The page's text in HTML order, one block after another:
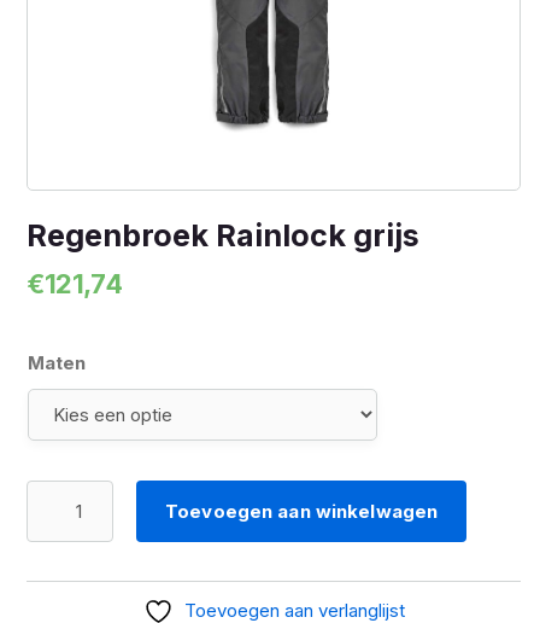
Regenbroek Rainlock grijs
€121,74
Maten
Toevoegen aan winkelwagen
Toevoegen aan verlanglijst